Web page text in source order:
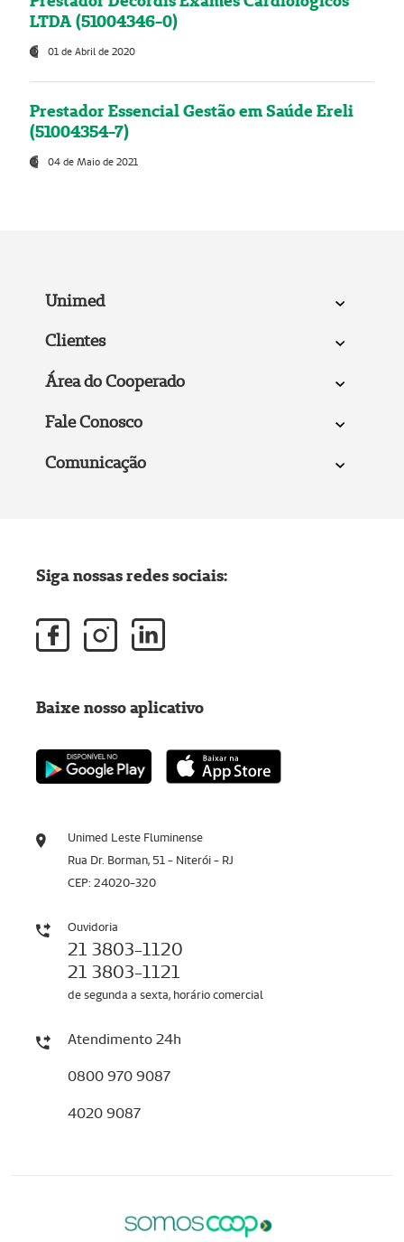
LTDA (51004346-0)
01 de Abril de 2020
Prestador Essencial Gestão em Saúde Ereli
(51004354-7)
04 de Maio de 2021
Unimed
Clientes
Área do Cooperado
Fale Conosco
Comunicação
Unimed Leste Fluminense
Rua Dr. Borman, 51 - Niterói - RJ
CEP: 24020-320
Ouvidoria
21 3803-1120
21 3803-1121
de segunda a sexta, horário comercial
Atendimento 24h
0800 970 9087
4020 9087
Siga nossas redes sociais:
Baixe nosso aplicativo